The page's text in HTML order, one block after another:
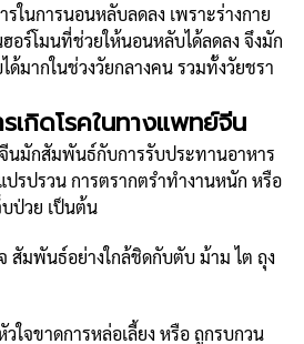
ในการนอนหลับลดลง เพราะร่างกาย
อร์โมนที่ช่วยให้นอนหลับได้ลดลง จึงมัก
มากในช่วงวัยกลางคน รวมทั้งวัยชรา
เกิดโรคในทางแพทย์จีน
มักสัมพันธ์กับการรับประทานอาหาร
รปรวน การตรากตรำทำงานหนัก หรือ
บป่วย เป็นต้น
สัมพันธ์อย่างใกล้ชิดกับตับ ม้าม ไต ถุง
วใจขาดการหล่อเลี้ยง หรือ ถูกรบกวน